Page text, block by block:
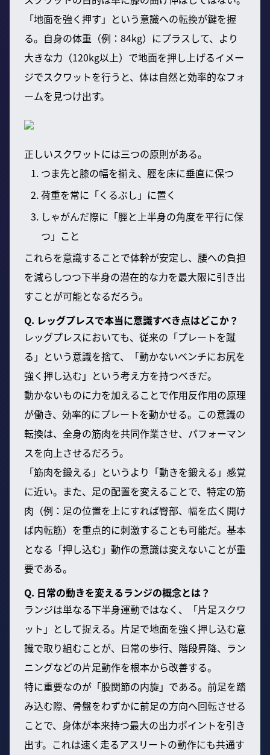
「地面を強く押す」という意識への転換が鍵を握
る。自身の体重（例：84kg）にプラスして、より
大きな力（120kg以上）で地面を押し上げるイメー
ジでスクワットを行うと、体は自然と効率的なフォ
ームを見つけ出す。
正しいスクワットには三つの原則がある。
つま先と膝の幅を揃え、脛を床に垂直に保つ
荷重を常に「くるぶし」に置く
しゃがんだ際に「脛と上半身の角度を平行に保
つ」こと
これらを意識することで体幹が安定し、腰への負担
を減らしつつ下半身の潜在的な力を最大限に引き出
すことが可能となるだろう。
Q. レッグプレスで本当に意識すべき点はどこか？
レッグプレスにおいても、従来の「プレートを蹴
る」という意識を捨て、「動かないベンチにお尻を
強く押し込む」という考え方を持つべきだ。
動かないものに力を加えることで作用反作用の原理
が働き、効率的にプレートを動かせる。この意識の
転換は、全身の筋肉を共同作業させ、パフォーマン
スを向上させるだろう。
「筋肉を鍛える」というより「動きを鍛える」感覚
に近い。また、足の配置を変えることで、特定の筋
肉（例：足の位置を上にすれば臀部、幅を広く開け
ば内転筋）を重点的に刺激することも可能だ。基本
となる「押し込む」動作の意識は変えないことが重
要である。
Q. 日常の動きを変えるランジの概念とは？
ランジは単なる下半身運動ではなく、「片足スクワ
ット」として捉える。片足で地面を強く押し込む意
識で取り組むことが、日常の歩行、階段昇降、ラン
ニングなどの片足動作を根本から改善する。
特に重要なのが「股関節の内旋」である。前足を踏
み込む際、骨盤をわずかに前足の方向へ回転させる
ことで、身体が本来持つ最大の出力ポイントを引き
出す。これは速く走るアスリートの動作にも共通す